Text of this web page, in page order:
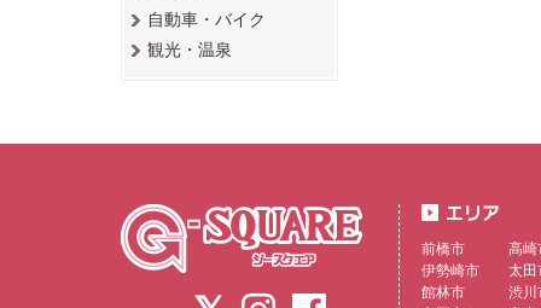
自動車・バイク
観光・温泉
前橋市
高崎
伊勢崎市
太田
館林市
渋川